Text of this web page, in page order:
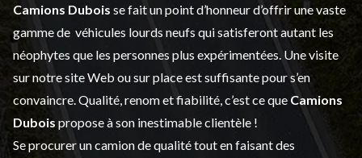
Camions Dubois se fait un point d’honneur d’offrir une vaste
gamme de véhicules lourds neufs qui satisferont autant les
néophytes que les personnes plus expérimentées. Une visite
sur notre site Web ou sur place est suffisante pour s’en
convaincre. Qualité, renom et fiabilité, c’est ce que Camions
Dubois propose à son inestimable clientèle !
Se procurer un camion de qualité tout en faisant des